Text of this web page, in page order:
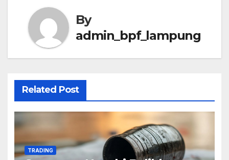
By
admin_bpf_lampung
Related Post
TRADING